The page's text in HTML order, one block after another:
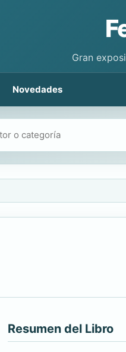
Gran
Novedades
Resumen del Libro